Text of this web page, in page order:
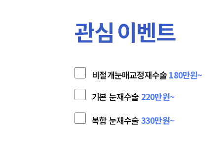
관심 이벤트
비절개눈매교정재수술 180만원~
기본 눈재수술 220만원~
복합 눈재수술 330만원~